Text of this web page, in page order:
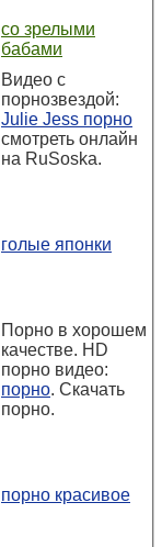
со зрелыми
бабами
Видео с
порнозвездой:
Julie Jess порно
смотреть онлайн
на RuSoska.
голые японки
Порно в хорошем
качестве. HD
порно видео:
порно. Скачать
порно.
порно красивое